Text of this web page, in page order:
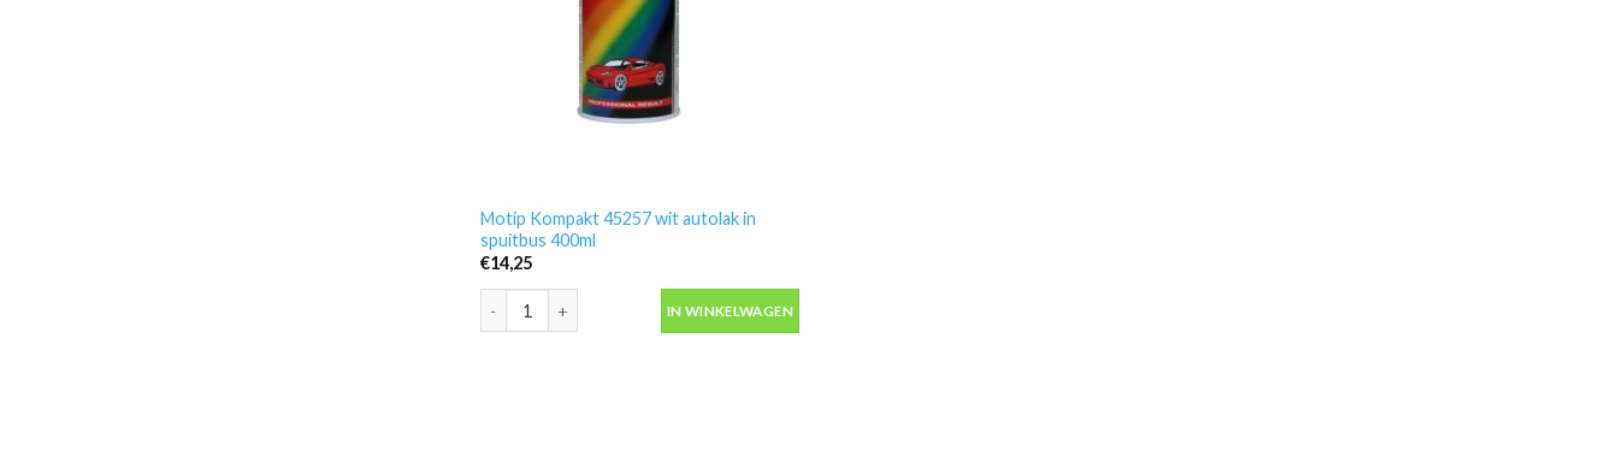
Motip Kompakt 45257 wit autolak in
spuitbus 400ml
€14,25
Motip Kompakt 45257 wit autolak in spuitbus 400ml aantal
IN WINKELWAGEN